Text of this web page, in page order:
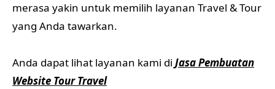
merasa yakin untuk memilih layanan Travel & Tour
yang Anda tawarkan.
Anda dapat lihat layanan kami di Jasa Pembuatan
Website Tour Travel